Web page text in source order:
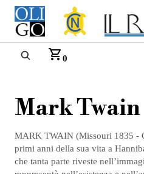
0
Mark Twain
MARK TWAIN (Missouri 1835 -
primi anni della sua vita a
che tanta parte riveste